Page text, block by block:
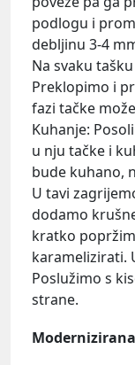
podlogu i
debljinu 3-4
Na svaku
Preklopimo i
fazi tačke
Kuhanje:
u nju tačke i
bude kuhano,
U tavi
dodamo
kratko
karamelizirati.
Poslužimo s
strane.